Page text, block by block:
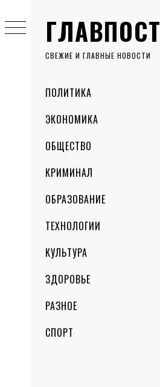
ГЛАВПОСТ
СВЕЖИЕ И ГЛАВНЫЕ НОВОСТИ
MenuПОЛИТИКА
ЭКОНОМИКА
ОБЩЕСТВО
КРИМИНАЛ
ОБРАЗОВАНИЕ
ТЕХНОЛОГИИ
КУЛЬТУРА
ЗДОРОВЬЕ
РАЗНОЕ
СПОРТ
to
content